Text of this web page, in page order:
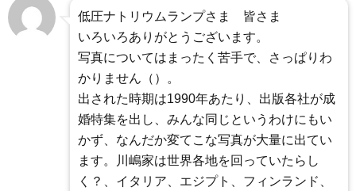
低圧ナトリウムランプさま 皆さま
いろいろありがとうございます。
写真についてはまったく苦手で、さっぱりわ
かりません（）。
出された時期は1990年あたり、出版各社が成
婚特集を出し、みんな同じというわけにもい
かず、なんだか変てこな写真が大量に出てい
ます。川嶋家は世界各地を回っていたらし
く？、イタリア、エジプト、フィンランド、